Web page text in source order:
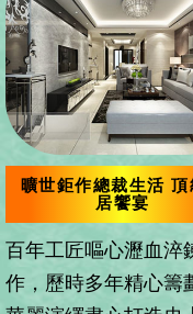
曠世鉅作總裁生活 頂
居饗宴
百年工匠嘔心瀝血淬
作，歷時多年精心籌